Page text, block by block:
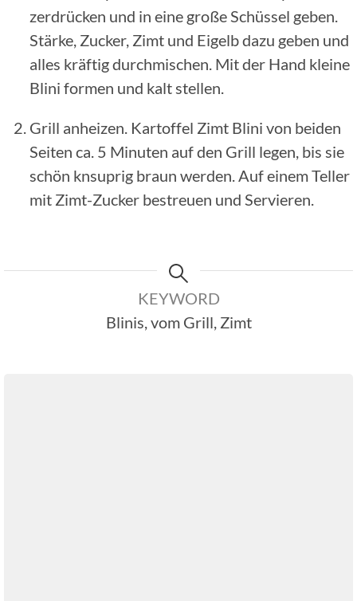
zerdrücken und in eine große Schüssel geben.
Stärke, Zucker, Zimt und Eigelb dazu geben und
alles kräftig durchmischen. Mit der Hand kleine
Blini formen und kalt stellen.
Grill anheizen. Kartoffel Zimt Blini von beiden
Seiten ca. 5 Minuten auf den Grill legen, bis sie
schön knsuprig braun werden. Auf einem Teller
mit Zimt-Zucker bestreuen und Servieren.
KEYWORD
Blinis, vom Grill, Zimt